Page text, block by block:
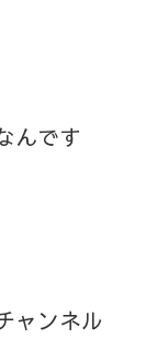
んです
ャンネル